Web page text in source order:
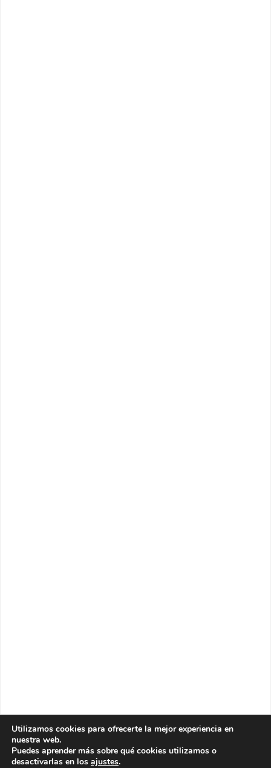
Utilizamos cookies para ofrecerte la mejor experiencia en
nuestra web.
Puedes aprender más sobre qué cookies utilizamos o
desactivarlas en los ajustes.